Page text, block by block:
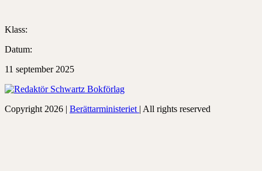
Klass:
Datum:
11 september 2025
Copyright 2026 | Berättarministeriet | All rights reserved